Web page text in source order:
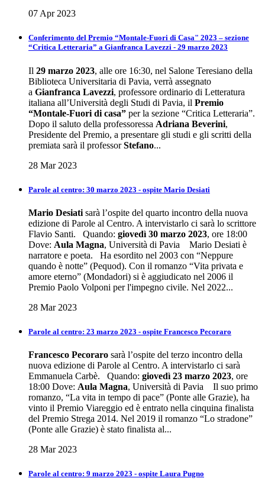
07 Apr 2023
Conferimento del Premio “Montale-Fuori di Casa" 2023 – sezione
“Critica Letteraria” a Gianfranca Lavezzi - 29 marzo 2023
Il 29 marzo 2023, alle ore 16:30, nel Salone Teresiano della
Biblioteca Universitaria di Pavia, verrà assegnato
a Gianfranca Lavezzi, professore ordinario di Letteratura
italiana all’Università degli Studi di Pavia, il Premio
“Montale-Fuori di casa” per la sezione “Critica Letteraria”.
Dopo il saluto della professoressa Adriana Beverini,
Presidente del Premio, a presentare gli studi e gli scritti della
premiata sarà il professorStefano...
28 Mar 2023
Parole al centro: 30 marzo 2023 - ospite Mario Desiati
Mario Desiati sarà l’ospite del quarto incontro della nuova
edizione di Parole al Centro. A intervistarlo ci sarà lo scrittore
Flavio Santi. Quando: giovedì 30 marzo 2023, ore 18:00
Dove: Aula Magna, Università di Pavia Mario Desiati è
narratore e poeta. Ha esordito nel 2003 con “Neppure
quando è notte” (Pequod). Con il romanzo “Vita privata e
amore eterno” (Mondadori) si è aggiudicato nel 2006 il
Premio Paolo Volponi per l'impegno civile. Nel 2022...
28 Mar 2023
Parole al centro: 23 marzo 2023 - ospite Francesco Pecoraro
Francesco Pecoraro sarà l’ospite del terzo incontro della
nuova edizione di Parole al Centro. A intervistarlo ci sarà
Emmanuela Carbè. Quando: giovedì 23 marzo 2023, ore
18:00 Dove: Aula Magna, Università di Pavia Il suo primo
romanzo, “La vita in tempo di pace” (Ponte alle Grazie), ha
vinto il Premio Viareggio ed è entrato nella cinquina finalista
del Premio Strega 2014. Nel 2019 il romanzo “Lo stradone”
(Ponte alle Grazie) è stato finalista al...
28 Mar 2023
Parole al centro: 9 marzo 2023 - ospite Laura Pugno